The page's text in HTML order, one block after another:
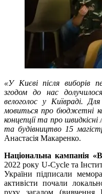
«У Києві після виборів
згодом до нас
велоголос у Київраді.
мовиться про бюджетні
концепції та про швидкісні
та будівництво 15
Анастасія Макаренко.
Національна кампанія
2022 року U-Cycle та
України підписали
активісти почали